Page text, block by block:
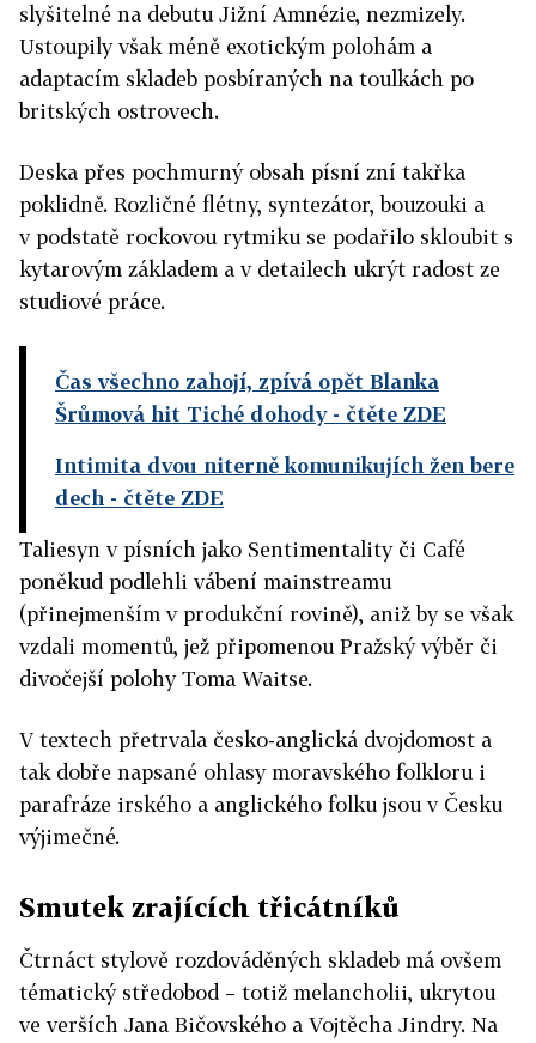
slyšitelné na debutu Jižní Amnézie, nezmizely.
Ustoupily však méně exotickým polohám a
adaptacím skladeb posbíraných na toulkách po
britských ostrovech.
Deska přes pochmurný obsah písní zní takřka
poklidně. Rozličné flétny, syntezátor, bouzouki a
v podstatě rockovou rytmiku se podařilo skloubit s
kytarovým základem a v detailech ukrýt radost ze
studiové práce.
Čas všechno zahojí, zpívá opět Blanka
Šrůmová hit Tiché dohody- čtěte ZDE
Intimita dvou niterně komunikujích žen bere
dech - čtěte ZDE
Taliesyn v písních jako Sentimentality či Café
poněkud podlehli vábení mainstreamu
(přinejmenším v produkční rovině), aniž by se však
vzdali momentů, jež připomenou Pražský výběr či
divočejší polohy Toma Waitse.
V textech přetrvala česko-anglická dvojdomost a
tak dobře napsané ohlasy moravského folkloru i
parafráze irského a anglického folku jsou v Česku
výjimečné.
Smutek zrajících třicátníků
Čtrnáct stylově rozdováděných skladeb má ovšem
tématický středobod – totiž melancholii, ukrytou
ve verších Jana Bičovského a Vojtěcha Jindry. Na